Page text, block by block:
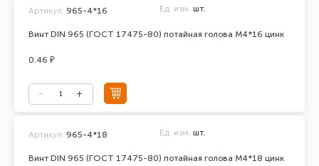
Винт DIN 965 (ГОСТ 17475-80) потайная голова М4*16 цинк
Артикул: 965-4*16 Ед. изм. шт.
0.46 ₽
Винт DIN 965 (ГОСТ 17475-80) потайная голова М4*18 цинк
Артикул: 965-4*18 Ед. изм. шт.